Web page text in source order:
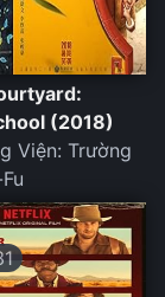
(2018)
Viện: Trường